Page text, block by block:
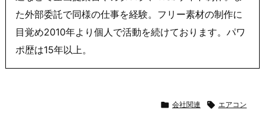
た外部委託で同様の仕事を経験。フリー素材の制作に
目覚め2010年より個人で活動を続けております。パワ
ポ歴は15年以上。
 会社関連  エアコン